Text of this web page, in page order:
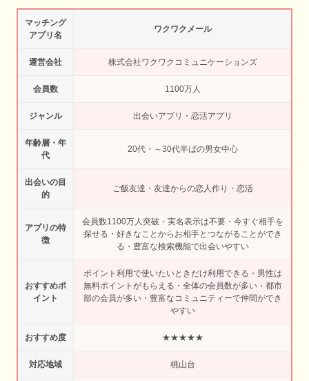
マッチング
アプリ名
ワクワクメール
運営会社 株式会社ワクワクコミュニケーションズ
会員数 1100万人
ジャンル 出会いアプリ・恋活アプリ
年齢層・年
代
20代・～30代半ばの男女中心
出会いの目
的
ご飯友達・友達からの恋人作り・恋活
アプリの特
徴
会員数1100万人突破・実名表示は不要・今すぐ相手を
探せる・好きなことからお相手とつながることができ
る・豊富な検索機能で出会いやすい
おすすめポ
イント
ポイント利用で使いたいときだけ利用できる・男性は
無料ポイントがもらえる・全体の会員数が多い・都市
部の会員が多い・豊富なコミュニティーで仲間ができ
やすい
おすすめ度 ★★★★★
対応地域 桃山台